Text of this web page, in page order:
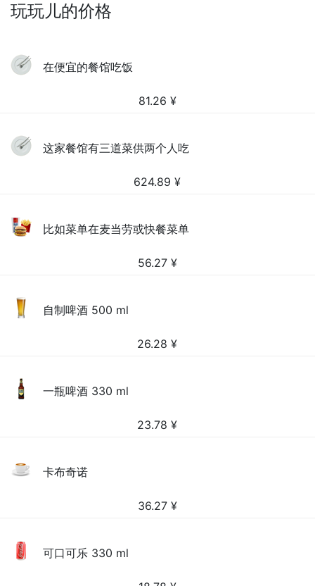
玩玩儿的价格
在便宜的餐馆吃饭
81.26 ¥
这家餐馆有三道菜供两个人吃
624.89 ¥
比如菜单在麦当劳或快餐菜单
56.27 ¥
自制啤酒 500 ml
26.28 ¥
一瓶啤酒 330 ml
23.78 ¥
卡布奇诺
36.27 ¥
可口可乐 330 ml